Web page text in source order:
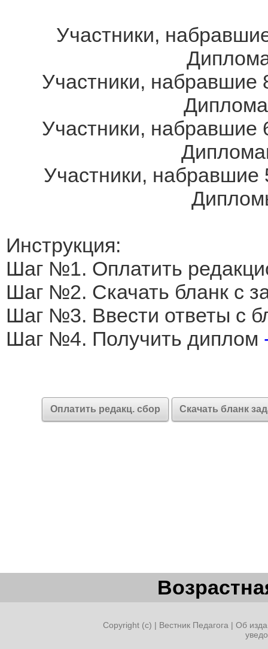
Участники,
Участники, набравшие
Участники, набравшие
Участники,
Инструкция:
Шаг №1. Оплатить
Шаг №2. Скачать бланк с
Шаг №3. Ввести ответы с
Шаг №4. Получить диплом
Оплатить редакц. сбор Скачать бланк
Copyright (c) | Вестник Педагога | Об